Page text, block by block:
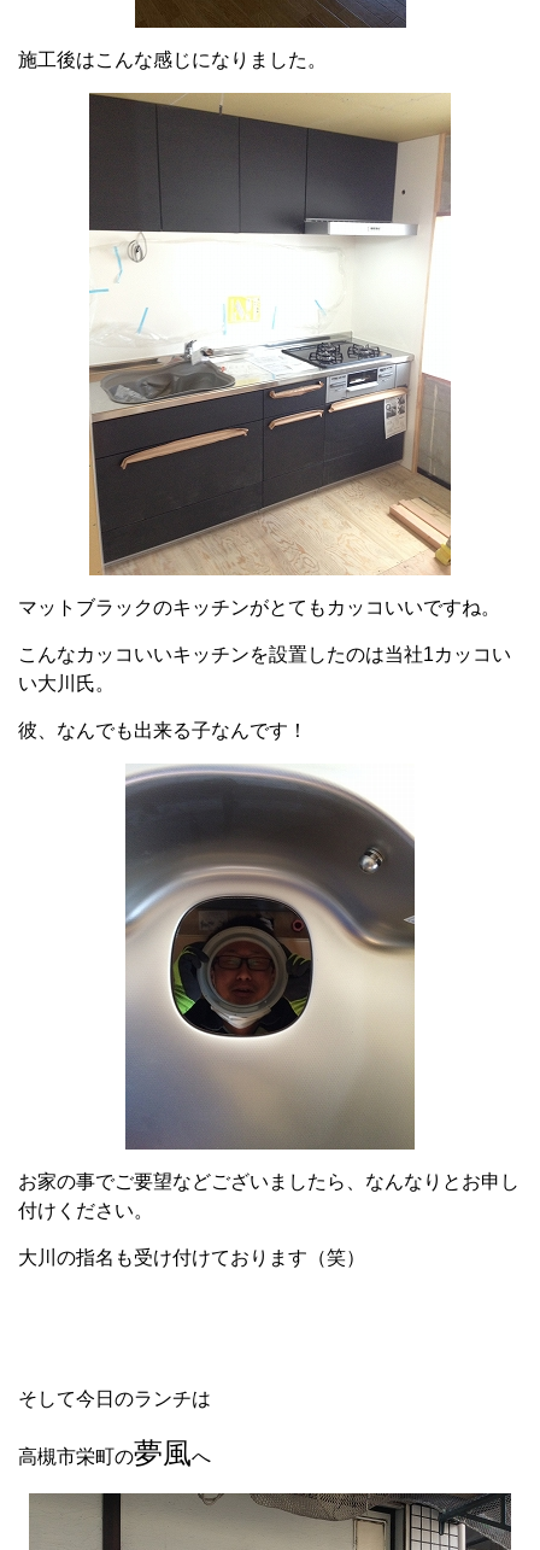
施工後はこんな感じになりました。
マットブラックのキッチンがとてもカッコいいですね。
こんなカッコいいキッチンを設置したのは当社1カッコい
い大川氏。
彼、なんでも出来る子なんです！
お家の事でご要望などございましたら、なんなりとお申し
付けください。
大川の指名も受け付けております（笑）
そして今日のランチは
高槻市栄町の夢風へ